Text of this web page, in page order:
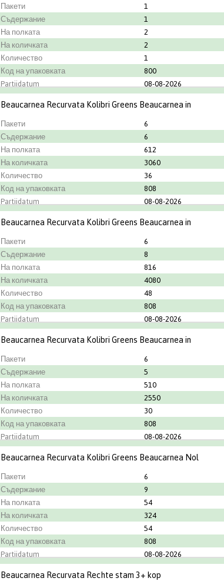
Пакети 1
Съдержание
1
На полката
2
На количката
2
Количество
1
Код на упаковката
800
Partijdatum
08-08-2026
Градинар
Kwekerij Duijn-Hove BV
Beaucarnea Recurvata Kolibri Greens Beaucarnea in
Пакети 6
Съдержание
6
На полката
612
На количката
3060
Количество
36
Код на упаковката
808
Partijdatum
08-08-2026
Градинар
OK Plant
Beaucarnea Recurvata Kolibri Greens Beaucarnea in
Пакети 6
Съдержание
8
На полката
816
На количката
4080
Количество
48
Код на упаковката
808
Partijdatum
08-08-2026
Градинар
OK Plant
Beaucarnea Recurvata Kolibri Greens Beaucarnea in
Пакети 6
Съдержание
5
На полката
510
На количката
2550
Количество
30
Код на упаковката
808
Partijdatum
08-08-2026
Градинар
OK Plant
Beaucarnea Recurvata Kolibri Greens Beaucarnea Nol
Пакети 6
Съдержание
9
На полката
54
На количката
324
Количество
54
Код на упаковката
808
Partijdatum
08-08-2026
Градинар
OK Plant
Beaucarnea Recurvata Rechte stam 3+ kop